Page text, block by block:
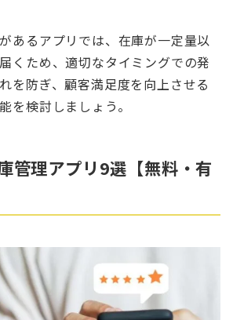
あるアプリでは、在庫が一定量以
くため、適切なタイミングでの発
を防ぎ、顧客満足度を向上させる
を検討しましょう。
管理アプリ9選【無料・有